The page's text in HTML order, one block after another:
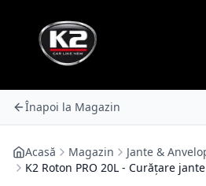
Înapoi la Magazin
Acasă Magazin
Jante &
K2 Roton PRO 20L - Curățare jante